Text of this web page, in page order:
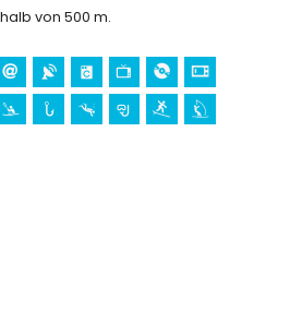
de Jávea), architektonisches
von 5 Kilometern von der
Unterkunft)
und Wasserski (innerhalb
von 500 m.